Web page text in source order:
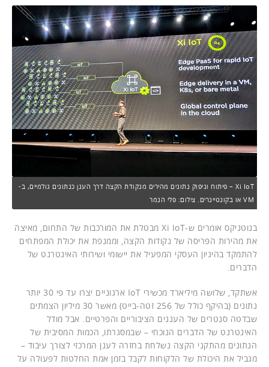
Xi IoT – פיתוח וניפוק נתונים מהירים מנקודת הקצה דרך הענן כנתונים גולמיים, ב-
VM או בקונטיינרים. צילום: פלי הנמר
בנוטניקס אומרים ש-Xi IoT מבטלת את המורכבות של התחום, מאיצה
את מהירות הפריסה של נקודות הקצה, וממנפת את יכולת המפתחים
להתמקד בהיגיון העסקי המפעיל את יישומי ושירותי האינטרנט של
הדברים.
אשתקד, שלושה מיליארד מכשירי IoT ארגוניים יצרו עד פי 30 יותר
נתונים (בהיקף כולל של 256 זטה-בייט) מאשר 30 מיליון הצמתים
שבדטה סנטרים של העננים הציבוריים והפרטיים. אבל מודל
האינטרנט של הדברים הנוכחי – שבמסגרתו, הכמות המסיבית של
הנתונים מהתקני הקצה נשלחת בחזרה לענן המרכזי לצורך עיבוד –
מגביל את היכולת של הלקוחות לקבל בזמן אמת החלטות לפעולה על